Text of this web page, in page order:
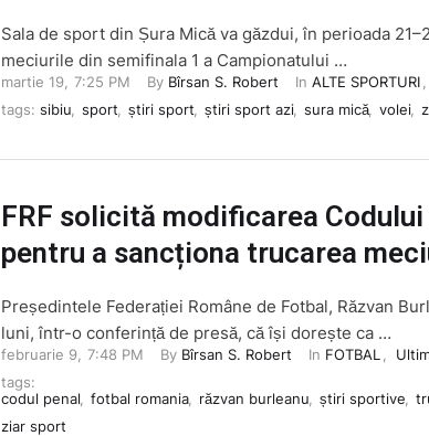
Sala de sport din Șura Mică va găzdui, în perioada
meciurile din semifinala 1 a Campionatului …
martie 19, 7:25 PM By Bîrsan S. Robert In ALTE SPORTURI
tags: sibiu sport știri sport știri sport azi, sura mică, volei,
FRF solicită modificarea Codului
pentru a sancționa trucarea
Președintele Federației Române de Fotbal, Răzvan
luni, într-o conferință de presă, că își dorește ca …
februarie 9, 7:48 PM By Bîrsan S. Robert In FOTBAL
tags:
codul penal
fotbal romania, răzvan burleanu știri sportive
ziar sport